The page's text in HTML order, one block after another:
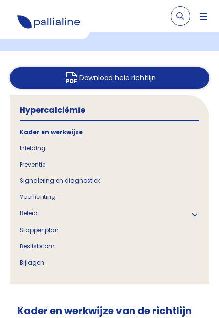
Download hele richtlijn
Hypercalciëmie
Kader en werkwijze
Inleiding
Preventie
Signalering en diagnostiek
Voorlichting
Beleid
Stappenplan
Beslisboom
Bijlagen
Kader en werkwijze van de richtlijn